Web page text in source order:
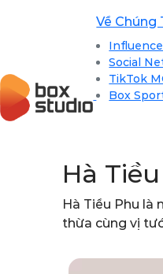
Về Chúng
Social
TikTok
Box
Hà
Hà Tiều Phu
thừa cùng vị